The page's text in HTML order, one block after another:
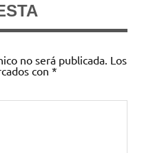
no será publicada. Los
con *